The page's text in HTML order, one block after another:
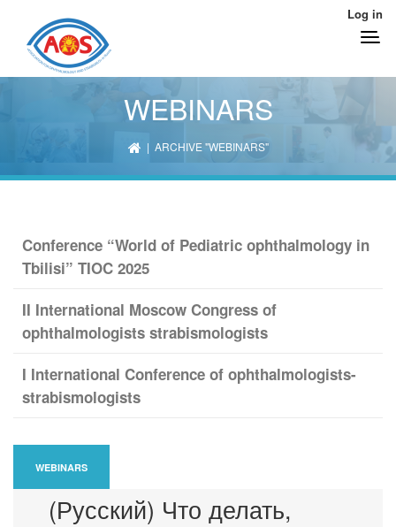
Log in
WEBINARS
| ARCHIVE "WEBINARS"
Conference “World of Pediatric ophthalmology in
Tbilisi” TIOC 2025
II International Moscow Congress of
ophthalmologists strabismologists
I International Conference of ophthalmologists-
strabismologists
WEBINARS
(Русский) Что делать,